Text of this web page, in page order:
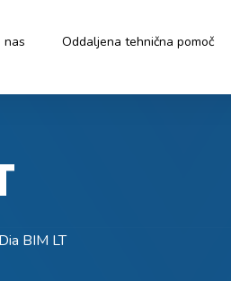
nas Oddaljena tehnična pomoč
BIM LT